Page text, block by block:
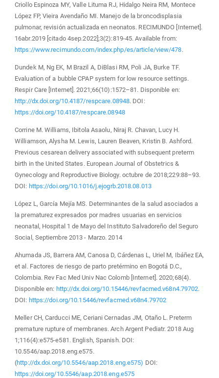
Criollo Espinoza MY, Valle Lituma RJ, Hidalgo Neira RM, Montece
López FP, Vieira Avendaño MI. Manejo de la broncodisplasia
pulmonar, revisión actualizada en neonatos. RECIMUNDO [Internet].
16abr.2019 [citado 4sep.2022];3(2):819-45. Available from:
https://www.recimundo.com/index.php/es/article/view/478.
Dundek M, Ng EK, M Brazil A, DiBlasi RM, Poli JA, Burke TF.
Evaluation of a bubble CPAP system for low resource settings.
Respir Care [Internet]. 2021;66(10):1572–81. Disponible en:
http://dx.doi.org/10.4187/respcare.08948. DOI:
https://doi.org/10.4187/respcare.08948
Corrine M. Williams, Ibitola Asaolu, Niraj R. Chavan, Lucy H.
Williamson, Alysha M. Lewis, Lauren Beaven, Kristin B. Ashford.
Previous cesarean delivery associated with subsequent preterm
birth in the United States. European Journal of Obstetrics &
Gynecology and Reproductive Biology. octubre de 2018;229:88–93.
DOI: https://doi.org/10.1016/j.ejogrb.2018.08.013
López L, García Mejía MS. Determinantes de la salud asociados a
la prematurez expresados por madres usuarias en servicios
neonatal, Hospital 1 de Mayo del Instituto Salvadoreño del Seguro
Social, Septiembre 2013 - Marzo. 2014
Ahumada JS, Barrera AM, Canosa D, Cárdenas L, Uriel M, Ibáñez EA,
et al. Factores de riesgo de parto pretérmino en Bogotá D.C.,
Colombia. Rev Fac Med Univ Nac Colomb [Internet]. 2020;68(4).
Disponible en: http://dx.doi.org/10.15446/revfacmed.v68n4.79702.
DOI: https://doi.org/10.15446/revfacmed.v68n4.79702
Meller CH, Carducci ME, Ceriani Cernadas JM, Otaño L. Preterm
premature rupture of membranes. Arch Argent Pediatr. 2018 Aug
1;116(4):e575-e581. English, Spanish. DOI:
10.5546/aap.2018.eng.e575.
(http://dx.doi.org/10.5546/aap.2018.eng.e575) DOI:
https://doi.org/10.5546/aap.2018.eng.e575